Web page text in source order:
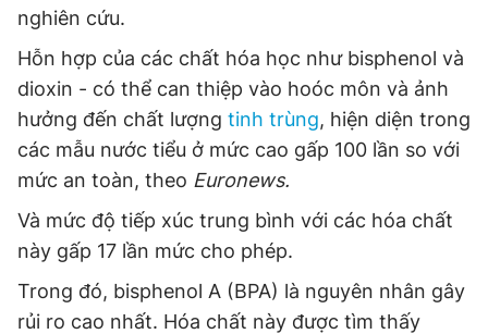
nghiên cứu.
Hỗn hợp của các chất hóa học như bisphenol và
dioxin - có thể can thiệp vào hoóc môn và ảnh
hưởng đến chất lượng tinh trùng, hiện diện trong
các mẫu nước tiểu ở mức cao gấp 100 lần so với
mức an toàn, theo Euronews.
Và mức độ tiếp xúc trung bình với các hóa chất
này gấp 17 lần mức cho phép.
Trong đó, bisphenol A (BPA) là nguyên nhân gây
rủi ro cao nhất. Hóa chất này được tìm thấy